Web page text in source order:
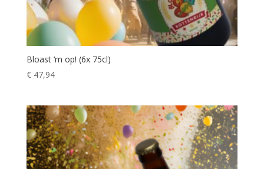
Bloast ‘m op! (6x 75cl)
€47,94